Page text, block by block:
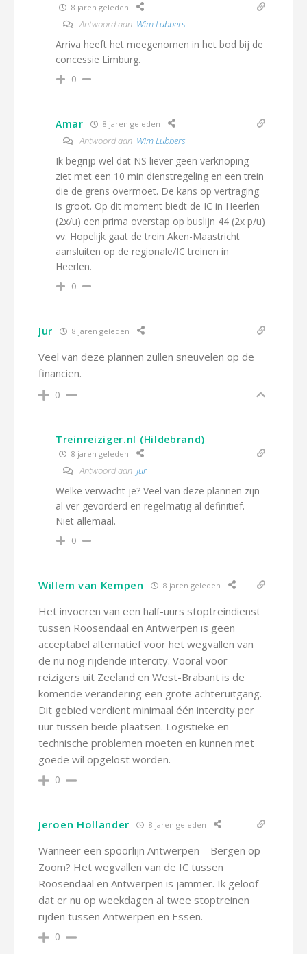
8 jaren geleden
Antwoord aan Wim Lubbers
Arriva heeft het meegenomen in het bod bij de
concessie Limburg.
0
Amar 8 jaren geleden
Antwoord aan Wim Lubbers
Ik begrijp wel dat NS liever geen verknoping
ziet met een 10 min dienstregeling en een trein
die de grens overmoet. De kans op vertraging
is groot. Op dit moment biedt de IC in Heerlen
(2x/u) een prima overstap op buslijn 44 (2x p/u)
vv. Hopelijk gaat de trein Aken-Maastricht
aansluiten op de regionale/IC treinen in
Heerlen.
0
Jur 8 jaren geleden
Veel van deze plannen zullen sneuvelen op de
financien.
0
Treinreiziger.nl (Hildebrand)
8 jaren geleden
Antwoord aan Jur
Welke verwacht je? Veel van deze plannen zijn
al ver gevorderd en regelmatig al definitief.
Niet allemaal.
0
Willem van Kempen 8 jaren geleden
Het invoeren van een half-uurs stoptreindienst
tussen Roosendaal en Antwerpen is geen
acceptabel alternatief voor het wegvallen van
de nu nog rijdende intercity. Vooral voor
reizigers uit Zeeland en West-Brabant is de
komende verandering een grote achteruitgang.
Dit gebied verdient minimaal één intercity per
uur tussen beide plaatsen. Logistieke en
technische problemen moeten en kunnen met
goede wil opgelost worden.
0
Jeroen Hollander 8 jaren geleden
Wanneer een spoorlijn Antwerpen – Bergen op
Zoom? Het wegvallen van de IC tussen
Roosendaal en Antwerpen is jammer. Ik geloof
dat er nu op weekdagen al twee stoptreinen
rijden tussen Antwerpen en Essen.
0